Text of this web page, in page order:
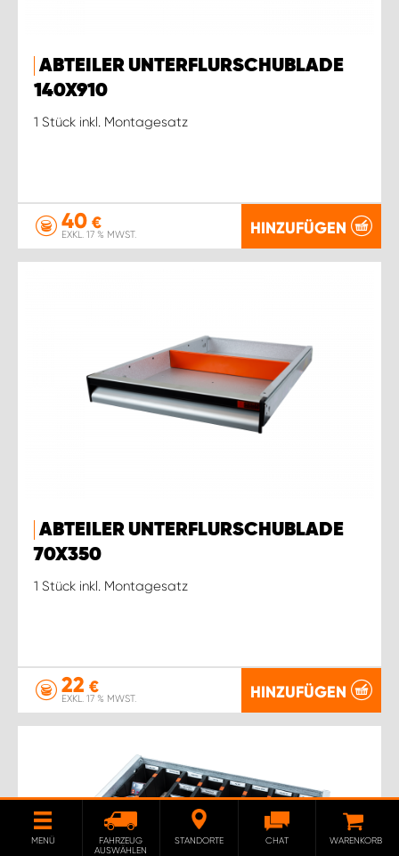
ABTEILER UNTERFLURSCHUBLADE
140X910
1 Stück inkl. Montagesatz
40 €
EXKL. 17 % MWST. HINZUFÜGEN
ABTEILER UNTERFLURSCHUBLADE
70X350
1 Stück inkl. Montagesatz
22 €
EXKL. 17 % MWST. HINZUFÜGEN
MENÜ
FAHRZEUG
AUSWÄHLEN
STANDORTE CHAT WARENKORB